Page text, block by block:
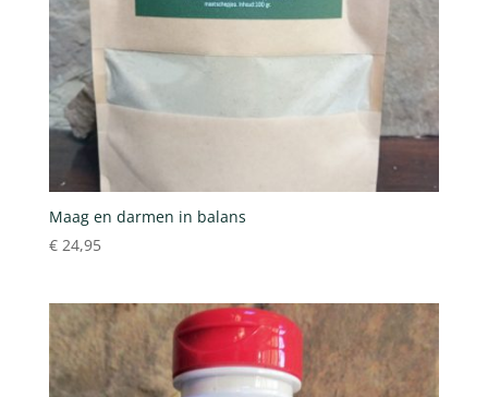
Maag en darmen in balans
€24,95